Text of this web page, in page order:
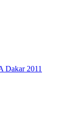
Dakar 2011